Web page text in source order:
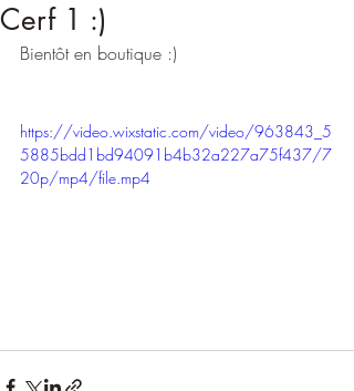
Cerf 1 :)
Bientôt en boutique :)
https://video.wixstatic.com/video/963843_5
5885bdd1bd94091b4b32a227a75f437/7
20p/mp4/file.mp4